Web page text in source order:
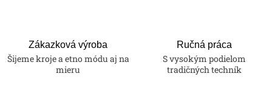
Zákazková výroba
Šijeme kroje a etno módu aj na
mieru
Ručná práca
S vysokým podielom
tradičných techník